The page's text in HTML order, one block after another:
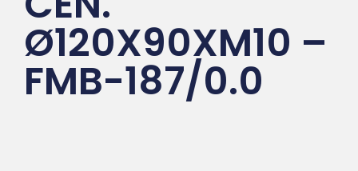
Ø120X90XM10 –
FMB-187/0.0